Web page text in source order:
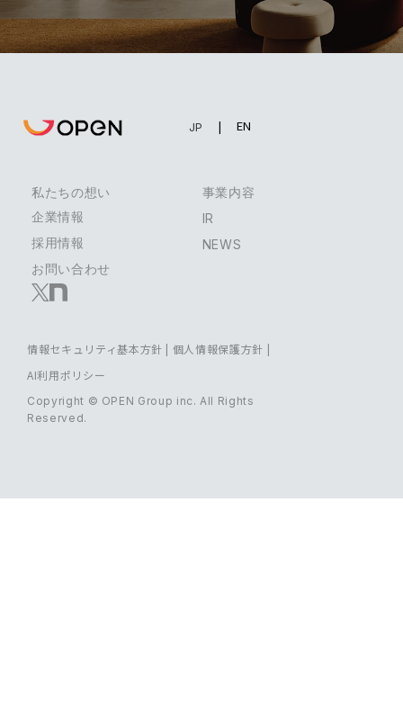
EN
JP
私たちの想い
事業内容
企業情報
IR
採用情報
NEWS
お問い合わせ
Copyright © OPEN Group inc. All Rights
Reserved.
情報セキュリティ基本方針 | 個人情報保護方針 |
AI利用ポリシー